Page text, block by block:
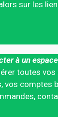
sur les
à un
toutes
vos comptes